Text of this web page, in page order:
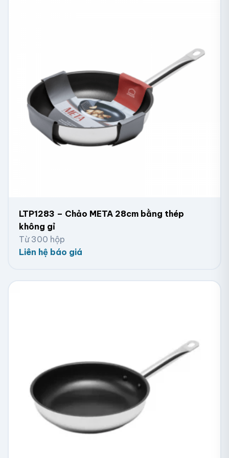
LTP1283 – Chảo META 28cm bằng thép
không gỉ
Từ 300 hộp
Liên hệ báo giá